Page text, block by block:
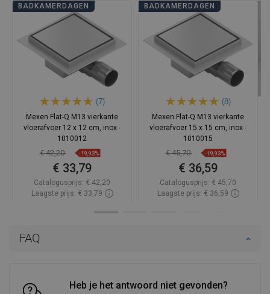
FAQ
Heb je het antwoord niet gevonden?
BADKAMERDAGEN
(7)
Mexen Flat-Q M13 vierkante
vloerafvoer 12 x 12 cm, inox -
1010012
€ 42,20 -19,93%
€ 33,79
Catalogusprijs: € 42,20
Laagste prijs: € 33,79
BADKAMERDAGEN
(8)
Mexen Flat-Q M13 vierkante
vloerafvoer 15 x 15 cm, inox -
1010015
€ 45,70 -19,93%
€ 36,59
Catalogusprijs: € 45,70
Laagste prijs: € 36,59